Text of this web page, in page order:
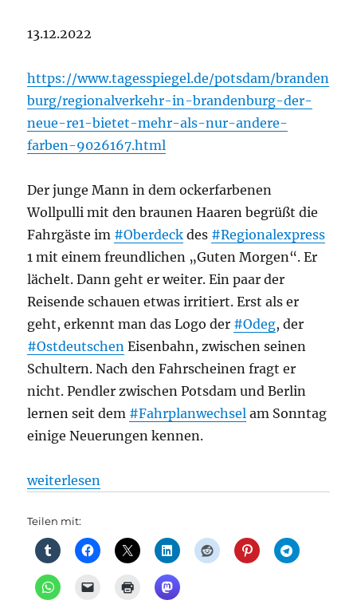
13.12.2022
https://www.tagesspiegel.de/potsdam/branden
burg/regionalverkehr-in-brandenburg-der-
neue-re1-bietet-mehr-als-nur-andere-
farben-9026167.html
Der junge Mann in dem ockerfarbenen
Wollpulli mit den braunen Haaren begrüßt die
Fahrgäste im #Oberdeck des #Regionalexpress
1 mit einem freundlichen „Guten Morgen“. Er
lächelt. Dann geht er weiter. Ein paar der
Reisende schauen etwas irritiert. Erst als er
geht, erkennt man das Logo der #Odeg, der
#Ostdeutschen Eisenbahn, zwischen seinen
Schultern. Nach den Fahrscheinen fragt er
nicht. Pendler zwischen Potsdam und Berlin
lernen seit dem #Fahrplanwechsel am Sonntag
einige Neuerungen kennen.
„Regionalverkehr: Mehr als nur andere Farben:
weiterlesen
Teilen mit: